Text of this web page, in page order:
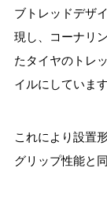
ブトレッドデザ
現し、コーナリ
たタイヤのトレ
イルにしています
これにより設置
グリップ性能と